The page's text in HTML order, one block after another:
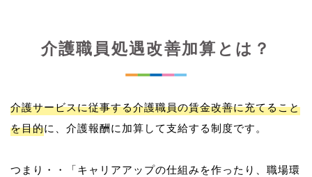
介護職員処遇改善加算とは？
介護サービスに従事する介護職員の賃金改善に充てること
を目的に、介護報酬に加算して支給する制度です。
つまり・・「キャリアアップの仕組みを作ったり、職場環